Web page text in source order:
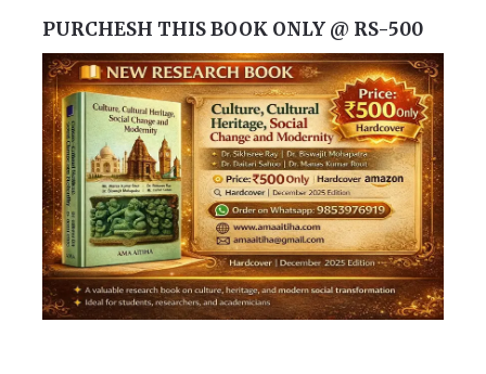
PURCHESH THIS BOOK ONLY @ RS-500